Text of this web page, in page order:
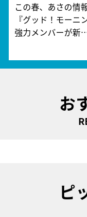
この春、あさの情
『グッド！モーニ
強力メンバーが新
お
ピ